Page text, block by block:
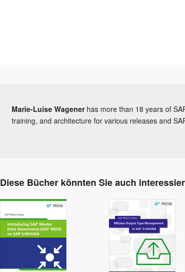
Marie-Luise Wagenerhas more than 18 years of
training, and architecture for various releases and
Diese Bücher könnten Sie auch